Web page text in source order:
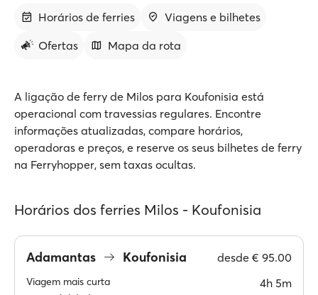
Horários de ferries
Viagens e bilhetes
Ofertas
Mapa da rota
A ligação de ferry de Milos para Koufonisia está
operacional com travessias regulares. Encontre
informações atualizadas, compare horários,
operadoras e preços, e reserve os seus bilhetes de ferry
na Ferryhopper, sem taxas ocultas.
Horários dos ferries Milos - Koufonisia
Adamantas Koufonisia desde € 95.00
Viagem mais curta 4h 5m